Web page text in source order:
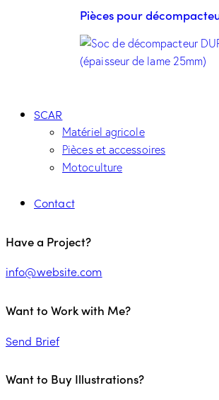
Pièces pour
SCAR
Matériel agricole
Pièces et accessoires
Motoculture
Contact
Have a Project?
info@website.com
Want to Work with Me?
Send Brief
Want to Buy Illustrations?